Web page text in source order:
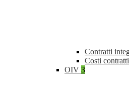
Contratti
Costi
OIV 3